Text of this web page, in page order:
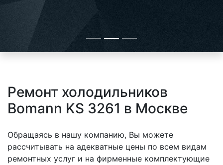
Ремонт холодильников
Bomann KS 3261 в Москве
Обращаясь в нашу компанию, Вы можете
рассчитывать на адекватные цены по всем видам
ремонтных услуг и на фирменные комплектующие